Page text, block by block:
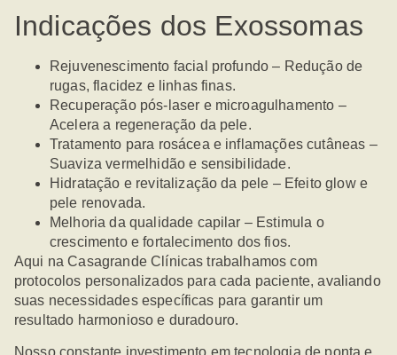
Indicações dos Exossomas
Rejuvenescimento facial profundo – Redução de
rugas, flacidez e linhas finas.
Recuperação pós-laser e microagulhamento –
Acelera a regeneração da pele.
Tratamento para rosácea e inflamações cutâneas –
Suaviza vermelhidão e sensibilidade.
Hidratação e revitalização da pele – Efeito glow e
pele renovada.
Melhoria da qualidade capilar – Estimula o
crescimento e fortalecimento dos fios.
Aqui na Casagrande Clínicas trabalhamos com
protocolos personalizados para cada paciente, avaliando
suas necessidades específicas para garantir um
resultado harmonioso e duradouro.